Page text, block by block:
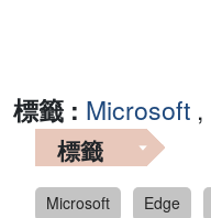
標籤 : Microsoft ,
標籤
Microsoft Edge